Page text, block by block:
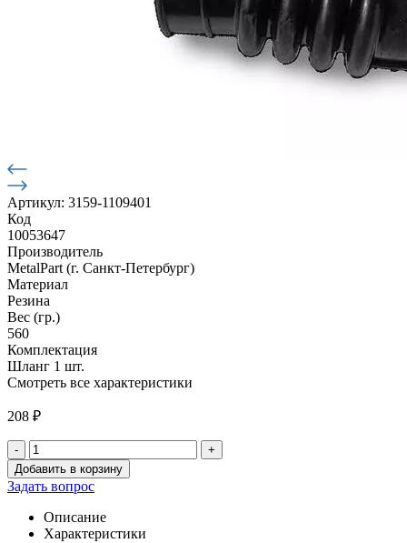
Артикул: 3159-1109401
Код
10053647
Производитель
MetalPart (г. Санкт-Петербург)
Материал
Резина
Вес (гр.)
560
Комплектация
Шланг 1 шт.
Смотреть все характеристики
208 ₽
- +
Количество
товара
Шланг
компенсирующий
ДМРВ
Добавить в корзину
Задать вопрос
Описание
Характеристики